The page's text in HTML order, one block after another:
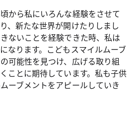
から私にいろんな経験をさせて
、新たな世界が開けたりしまし
ないことを経験できた時、私は
なります。こどもスマイルムーブ
可能性を見つけ、広げる取り組
ことに期待しています。私も子供
ーブメントをアピールしていき